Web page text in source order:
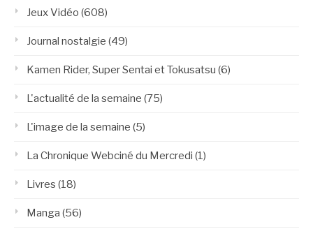
Jeux Vidéo (608)
Journal nostalgie (49)
Kamen Rider, Super Sentai et Tokusatsu (6)
L'actualité de la semaine (75)
L'image de la semaine (5)
La Chronique Webciné du Mercredi (1)
Livres (18)
Manga (56)